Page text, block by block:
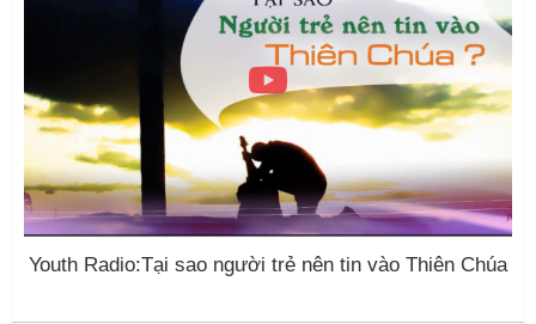
Youth Radio:Tại sao người trẻ nên tin vào Thiên Chúa